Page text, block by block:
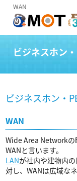
WAN
ビジネスホン
ビジネスホン・
WAN
Wide Area Networkの
WANと言います。
LANが社内や建物内
対し、WANは広域な